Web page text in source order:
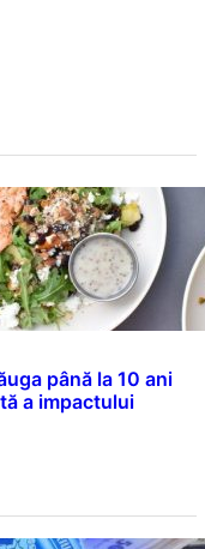
până la 10 ani
a impactului